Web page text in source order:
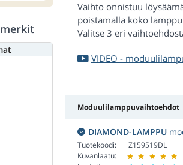
Vaihto onnistuu
poistamalla koko
Valitse 3 eri
VIDEO -
Moduulilamppuvaihtoehdot
DIAMOND-LAMPPU
Tuotekoodi:
Kuvanlaatu:
Z159519DL